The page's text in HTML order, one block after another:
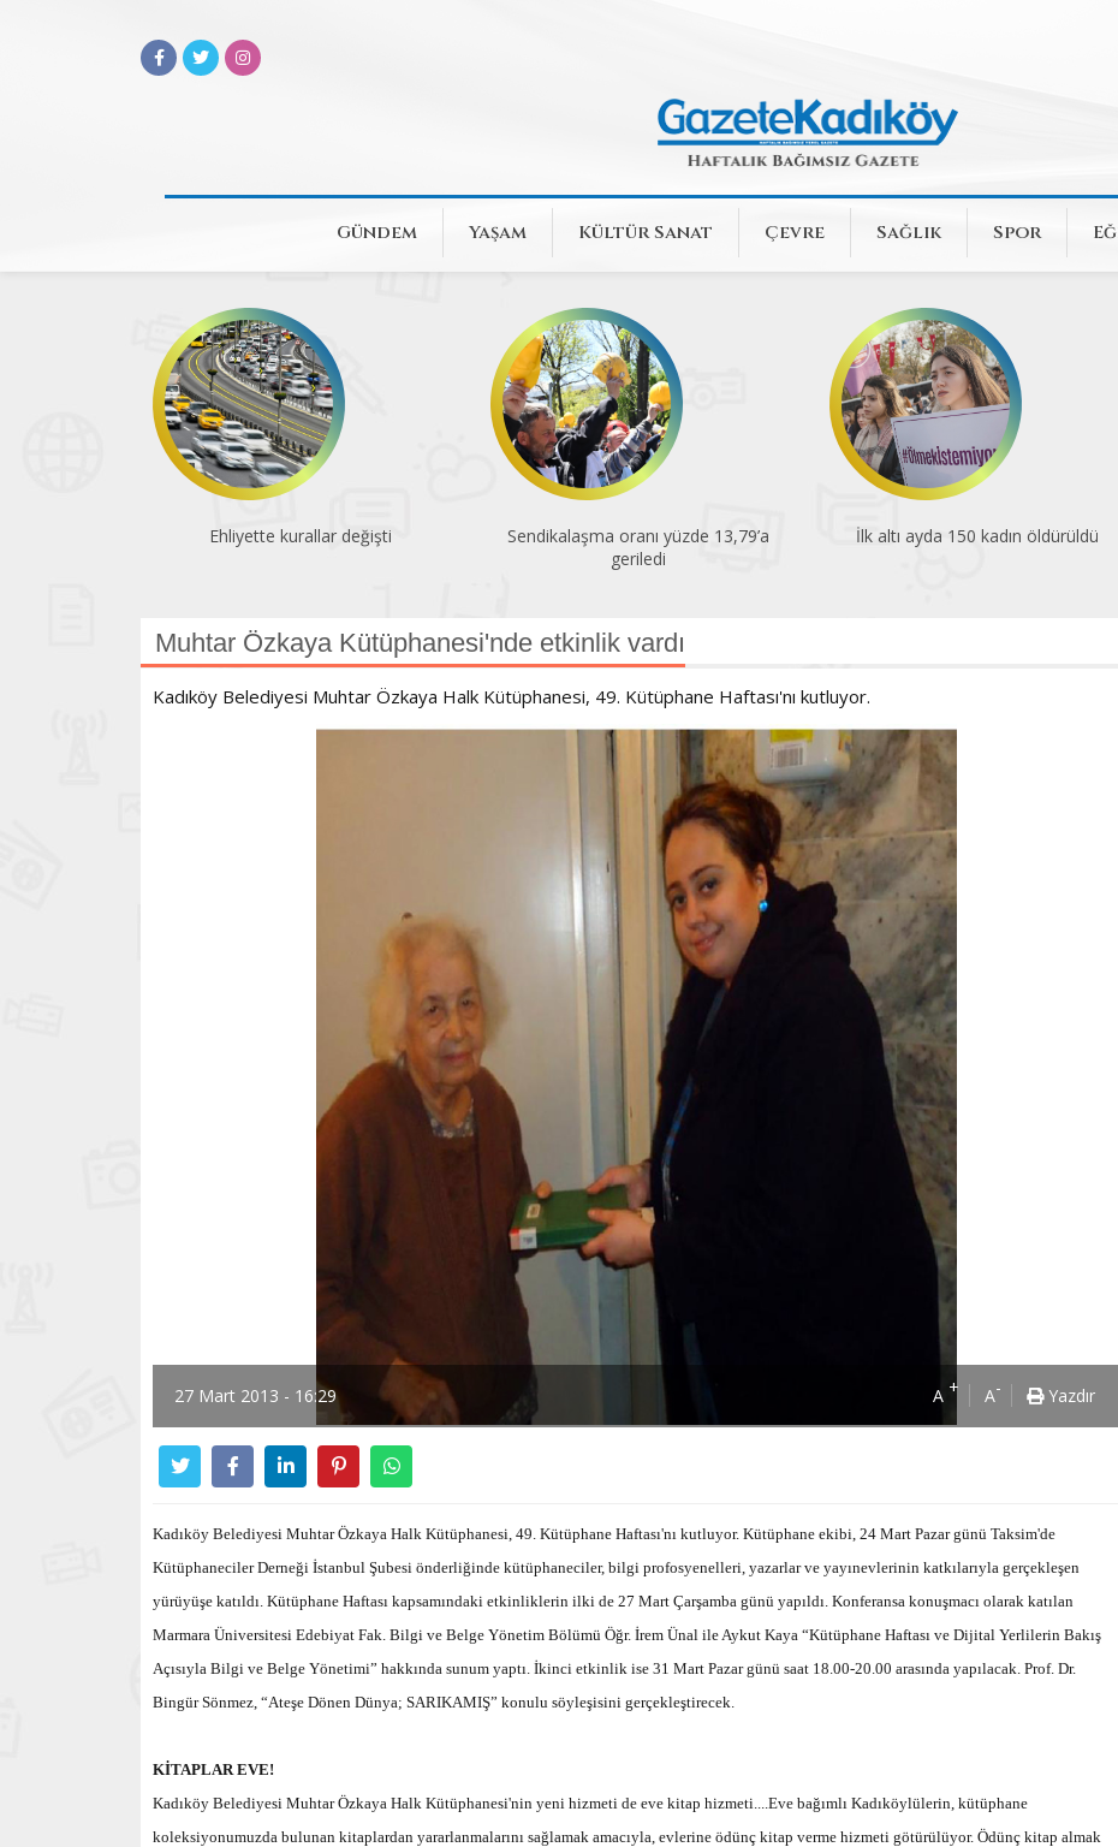
Gündem Yaşam Kültür Sanat Çevre Sağlık Spor
Ehliyette kurallar değişti
Sendikalaşma oranı yüzde 13,79’a
geriledi
İlk altı ayda 150 kadın öldürüldü
Muhtar Özkaya Kütüphanesi'nde etkinlik vardı
Kadıköy Belediyesi Muhtar Özkaya Halk Kütüphanesi, 49. Kütüphane Haftası'nı kutluyor.
27 Mart 2013 - 16:29 A + A- Yazdır
Kadıköy Belediyesi Muhtar Özkaya Halk Kütüphanesi, 49. Kütüphane Haftası'nı kutluyor. Kütüphane ekibi, 24 Mart Pazar günü Taksim'de
Kütüphaneciler Derneği İstanbul Şubesi önderliğinde kütüphaneciler, bilgi profosyenelleri, yazarlar ve yayınevlerinin katkılarıyla gerçekleşen
yürüyüşe katıldı. Kütüphane Haftası kapsamındaki etkinliklerin ilki de 27 Mart Çarşamba günü yapıldı. Konferansa konuşmacı olarak katılan
Marmara Üniversitesi Edebiyat Fak. Bilgi ve Belge Yönetim Bölümü Öğr. İrem Ünal ile Aykut Kaya “Kütüphane Haftası ve Dijital Yerlilerin Bakış
Açısıyla Bilgi ve Belge Yönetimi” hakkında sunum yaptı. İkinci etkinlik ise 31 Mart Pazar günü saat 18.00-20.00 arasında yapılacak. Prof. Dr.
Bingür Sönmez, “Ateşe Dönen Dünya; SARIKAMIŞ” konulu söyleşisini gerçekleştirecek.
KİTAPLAR EVE!
Kadıköy Belediyesi Muhtar Özkaya Halk Kütüphanesi'nin yeni hizmeti de eve kitap hizmeti....Eve bağımlı Kadıköylülerin, kütüphane
koleksiyonumuzda bulunan kitaplardan yararlanmalarını sağlamak amacıyla, evlerine ödünç kitap verme hizmeti götürülüyor. Ödünç kitap almak